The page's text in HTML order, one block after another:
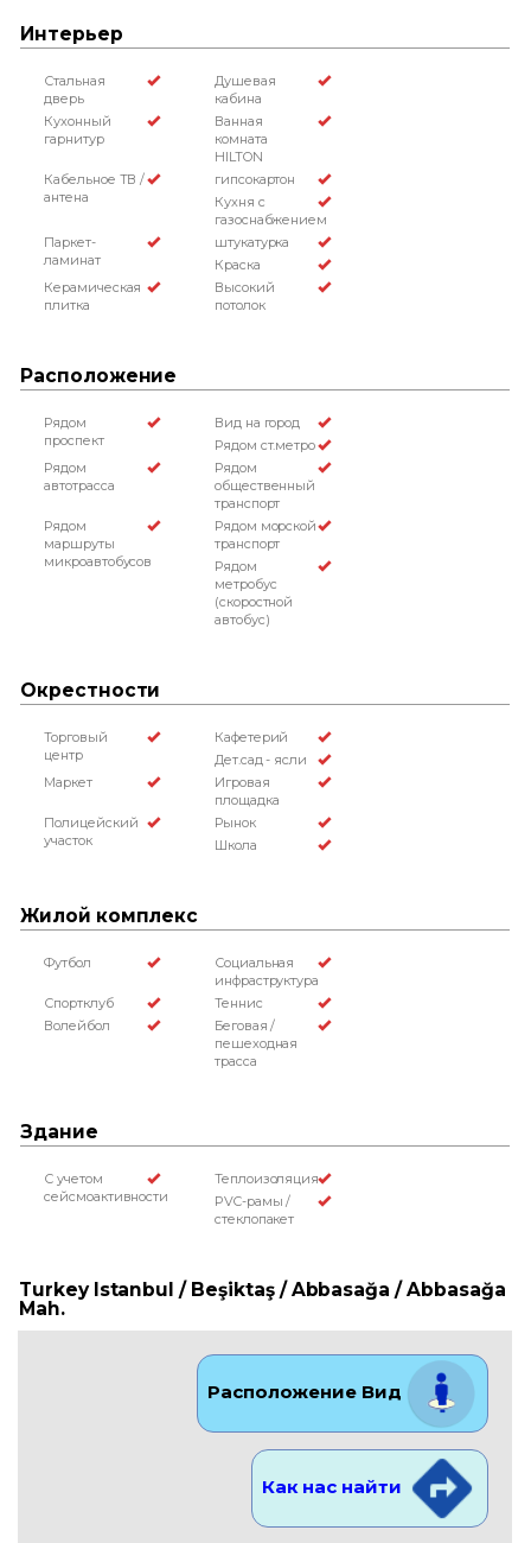
Интерьер
Стальная
дверь
Душевая
кабина
Кухонный
гарнитур
Ванная
комната
HILTON
Кабельное ТВ /
антена
гипсокартон
Кухня с
газоснабжением
Паркет-
ламинат
штукатурка
Краска
Керамическая
плитка
Высокий
потолок
Расположение
Рядом
проспект
Вид на город
Рядом ст.метро
Рядом
автотрасса
Рядом
общественный
транспорт
Рядом
маршруты
микроавтобусов
Рядом морской
транспорт
Рядом
метробус
(скоростной
автобус)
Окрестности
Торговый
центр
Кафетерий
Дет.сад - ясли
Маркет
Игровая
площадка
Полицейский
участок
Рынок
Школа
Жилой комплекс
Футбол
Социальная
инфраструктура
Спортклуб
Теннис
Волейбол
Беговая /
пешеходная
трасса
Здание
С учетом
сейсмоактивности
Теплоизоляция
PVC-рамы /
стеклопакет
Turkey Istanbul / Beşiktaş/ Abbasağa / Abbasağa
Mah.
Расположение Вид
Как нас найти